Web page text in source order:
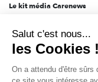
Le kit média Carenews
AEF info
Novethic
PRODURABLE
Salut c'est nous...
les Cookies !
On a attendu d'être sûrs
ce site vous intéresse